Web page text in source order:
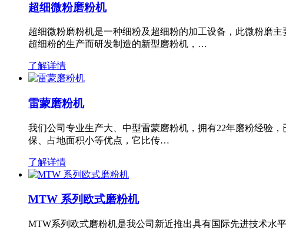
超细微粉磨粉机
超细微粉磨粉机是一种细粉及超细粉的加工设备，此微粉磨
超细粉的生产而研发制造的新型磨粉机，…
了解详情
雷蒙磨粉机
我们公司专业生产大、中型雷蒙磨粉机，拥有22年磨粉经验
保、占地面积小等优点，它比传…
了解详情
MTW 系列欧式磨粉机
MTW系列欧式磨粉机是我公司新近推出具有国际先进技术水